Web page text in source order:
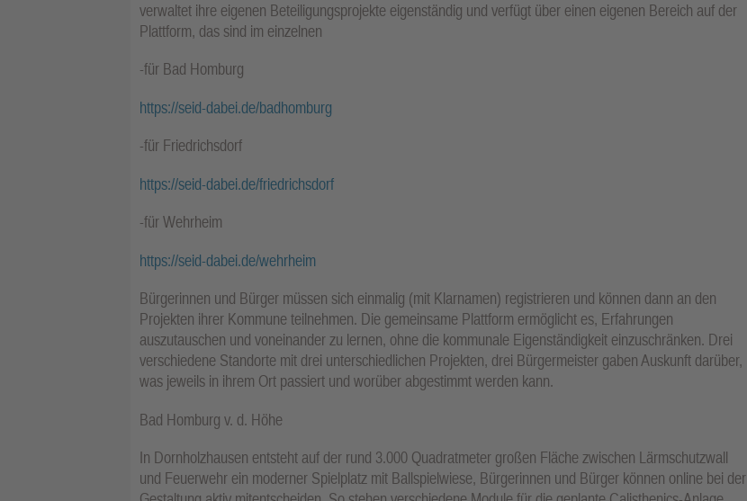
verwaltet ihre eigenen Beteiligungsprojekte eigenständig und verfügt über einen eigenen Bereich auf der
Plattform, das sind im einzelnen
-für Bad Homburg
https://seid-dabei.de/badhomburg
-für Friedrichsdorf
https://seid-dabei.de/friedrichsdorf
-für Wehrheim
https://seid-dabei.de/wehrheim
Bürgerinnen und Bürger müssen sich einmalig (mit Klarnamen) registrieren und können dann an den
Projekten ihrer Kommune teilnehmen. Die gemeinsame Plattform ermöglicht es, Erfahrungen
auszutauschen und voneinander zu lernen, ohne die kommunale Eigenständigkeit einzuschränken. Drei
verschiedene Standorte mit drei unterschiedlichen Projekten, drei Bürgermeister gaben Auskunft darüber,
was jeweils in ihrem Ort passiert und worüber abgestimmt werden kann.
Bad Homburg v. d. Höhe
In Dornholzhausen entsteht auf der rund 3.000 Quadratmeter großen Fläche zwischen Lärmschutzwall
und Feuerwehr ein moderner Spielplatz mit Ballspielwiese, Bürgerinnen und Bürger können online bei der